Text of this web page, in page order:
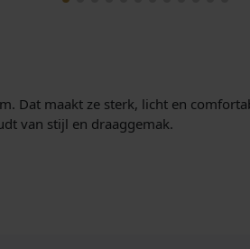
Dat maakt ze sterk, licht en
van stijl en draaggemak.